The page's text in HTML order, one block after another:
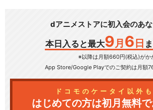
dアニメストアに初入会のあ
本日入ると最大9 月 6 日
※以降は月額660円(税込)がか
App Store/Google Playでのご契約は月額
ドコモのケータイ以外
はじめての方は初月無料